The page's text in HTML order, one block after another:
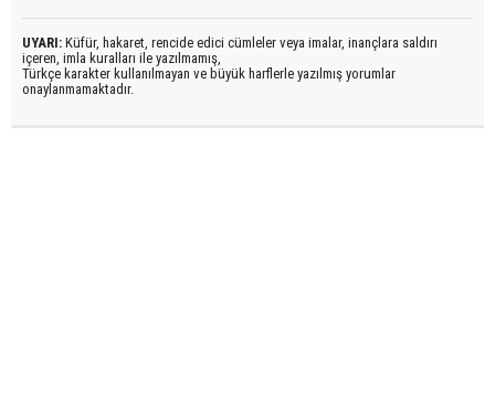
UYARI: Küfür, hakaret, rencide edici cümleler veya imalar, inançlara saldırı
içeren, imla kuralları ile yazılmamış,
Türkçe karakter kullanılmayan ve büyük harflerle yazılmış yorumlar
onaylanmamaktadır.